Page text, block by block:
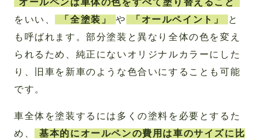
をいい、
「全塗装」 や 「オールペイント」
と
も呼ばれます。部分塗装と異なり全体の色を変え
られるため、純正にないオリジナルカラーにした
り、旧車を新車のような色合いにすることも可能
です。
車全体を塗装するには多くの塗料を必要とするた
め、
基本的にオールペンの費用は車のサイズに比